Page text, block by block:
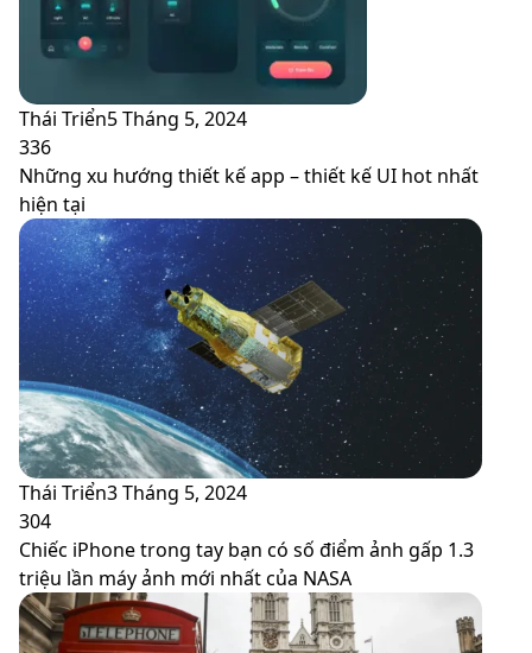
Thái Triển5 Tháng 5, 2024
336
Những xu hướng thiết kế app – thiết kế UI hot nhất
hiện tại
Thái Triển3 Tháng 5, 2024
304
Chiếc iPhone trong tay bạn có số điểm ảnh gấp 1.3
triệu lần máy ảnh mới nhất của NASA